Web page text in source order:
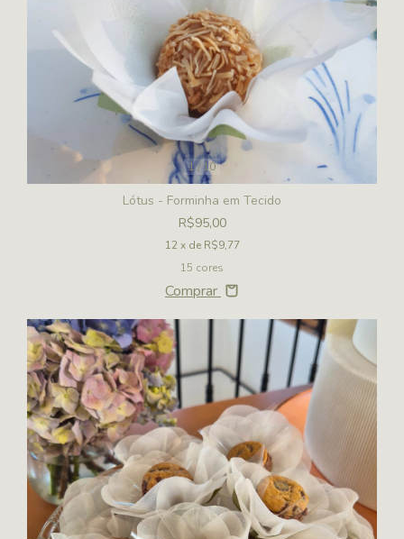
1/10
Lótus - Forminha em Tecido
R$95,00
12 x de R$9,77
15 cores
Comprar